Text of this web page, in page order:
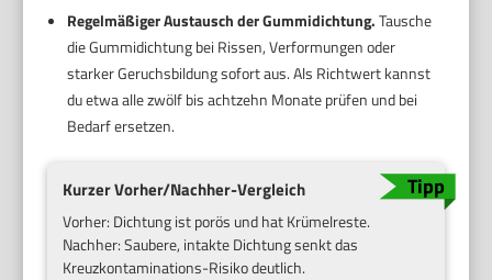
Regelmäßiger Austausch der Gummidichtung.Tausche
die Gummidichtung bei Rissen, Verformungen oder
starker Geruchsbildung sofort aus. Als Richtwert kannst
du etwa alle zwölf bis achtzehn Monate prüfen und bei
Bedarf ersetzen.
Kurzer Vorher/Nachher-Vergleich
Vorher: Dichtung ist porös und hat Krümelreste.
Nachher: Saubere, intakte Dichtung senkt das
Kreuzkontaminations-Risiko deutlich.